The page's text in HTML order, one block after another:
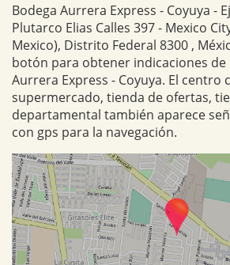
Bodega Aurrera Express - Coyuya -
Plutarco Elias Calles 397 - Mexico
Mexico), Distrito Federal 8300 ,
botón para obtener indicaciones de
Aurrera Express - Coyuya. El centro
supermercado, tienda de ofertas,
departamental también aparece
con gps para la navegación.